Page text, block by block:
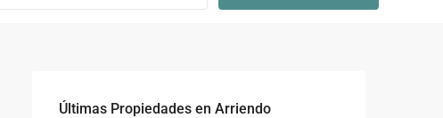
Últimas Propiedades en Arriendo